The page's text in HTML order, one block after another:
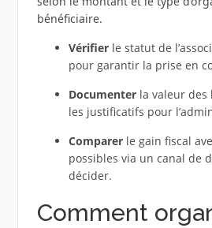
bénéficiaire.
Vérifierle statut de
pour garantir la prise en
Documenterla valeur des
les justificatifs pour
Comparerle gain fiscal
possibles via un canal de
décider.
Comment